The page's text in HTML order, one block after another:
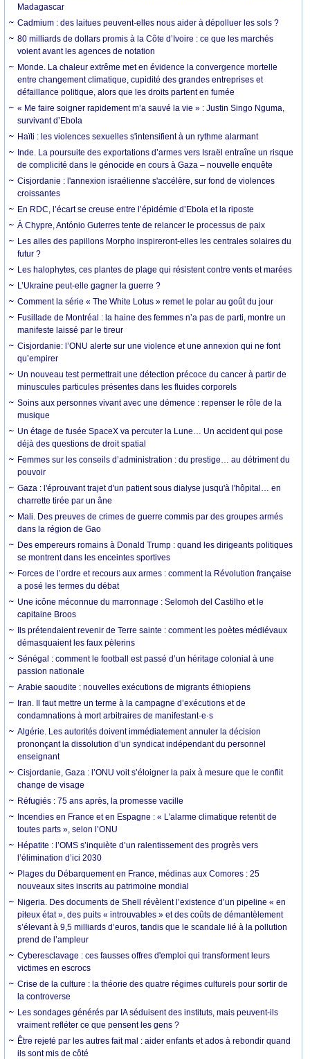
Madagascar
Cadmium : des laitues peuvent-elles nous aider à dépolluer les sols ?
80 milliards de dollars promis à la Côte d’Ivoire : ce que les marchés
voient avant les agences de notation
Monde. La chaleur extrême met en évidence la convergence mortelle
entre changement climatique, cupidité des grandes entreprises et
défaillance politique, alors que les droits partent en fumée
« Me faire soigner rapidement m’a sauvé la vie » : Justin Singo Nguma,
survivant d’Ebola
Haïti : les violences sexuelles s'intensifient à un rythme alarmant
Inde. La poursuite des exportations d’armes vers Israël entraîne un risque
de complicité dans le génocide en cours à Gaza – nouvelle enquête
Cisjordanie : l'annexion israélienne s'accélère, sur fond de violences
croissantes
En RDC, l’écart se creuse entre l’épidémie d’Ebola et la riposte
À Chypre, António Guterres tente de relancer le processus de paix
Les ailes des papillons Morpho inspireront-elles les centrales solaires du
futur ?
Les halophytes, ces plantes de plage qui résistent contre vents et marées
L’Ukraine peut-elle gagner la guerre ?
Comment la série « The White Lotus » remet le polar au goût du jour
Fusillade de Montréal : la haine des femmes n’a pas de parti, montre un
manifeste laissé par le tireur
Cisjordanie: l’ONU alerte sur une violence et une annexion qui ne font
qu’empirer
Un nouveau test permettrait une détection précoce du cancer à partir de
minuscules particules présentes dans les fluides corporels
Soins aux personnes vivant avec une démence : repenser le rôle de la
musique
Un étage de fusée SpaceX va percuter la Lune… Un accident qui pose
déjà des questions de droit spatial
Femmes sur les conseils d’administration : du prestige… au détriment du
pouvoir
Gaza : l'éprouvant trajet d'un patient sous dialyse jusqu'à l'hôpital… en
charrette tirée par un âne
Mali. Des preuves de crimes de guerre commis par des groupes armés
dans la région de Gao
Des empereurs romains à Donald Trump : quand les dirigeants politiques
se montrent dans les enceintes sportives
Forces de l’ordre et recours aux armes : comment la Révolution française
a posé les termes du débat
Une icône méconnue du marronnage : Selomoh del Castilho et le
capitaine Broos
Ils prétendaient revenir de Terre sainte : comment les poètes médiévaux
démasquaient les faux pèlerins
Sénégal : comment le football est passé d’un héritage colonial à une
passion nationale
Arabie saoudite : nouvelles exécutions de migrants éthiopiens
Iran. Il faut mettre un terme à la campagne d’exécutions et de
condamnations à mort arbitraires de manifestant·e·s
Algérie. Les autorités doivent immédiatement annuler la décision
prononçant la dissolution d’un syndicat indépendant du personnel
enseignant
Cisjordanie, Gaza : l’ONU voit s’éloigner la paix à mesure que le conflit
change de visage
Réfugiés : 75 ans après, la promesse vacille
Incendies en France et en Espagne : « L'alarme climatique retentit de
toutes parts », selon l’ONU
Hépatite : l’OMS s’inquiète d’un ralentissement des progrès vers
l’élimination d’ici 2030
Plages du Débarquement en France, médinas aux Comores : 25
nouveaux sites inscrits au patrimoine mondial
Nigeria. Des documents de Shell révèlent l’existence d’un pipeline « en
piteux état », des puits « introuvables » et des coûts de démantèlement
s’élevant à 9,5 milliards d’euros, tandis que le scandale lié à la pollution
prend de l’ampleur
Cyberesclavage : ces fausses offres d'emploi qui transforment leurs
victimes en escrocs
Crise de la culture : la théorie des quatre régimes culturels pour sortir de
la controverse
Les sondages générés par IA séduisent des instituts, mais peuvent-ils
vraiment refléter ce que pensent les gens ?
Être rejeté par les autres fait mal : aider enfants et ados à rebondir quand
ils sont mis de côté